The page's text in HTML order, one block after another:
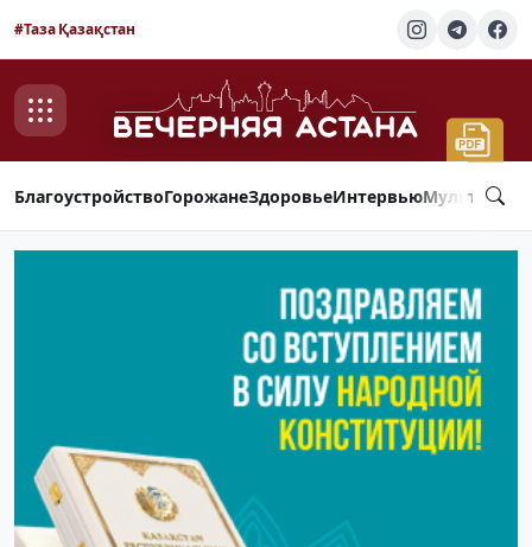
#Таза Қазақстан
БлагоустройствоГорожанеЗдоровьеИнтервью